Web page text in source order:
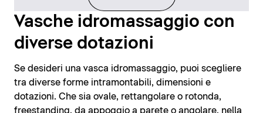
Vasche idromassaggio con
diverse dotazioni
Se desideri una vasca idromassaggio, puoi scegliere
tra diverse forme intramontabili, dimensioni e
dotazioni. Che sia ovale, rettangolare o rotonda,
freestanding, da appoggio a parete o angolare, nella